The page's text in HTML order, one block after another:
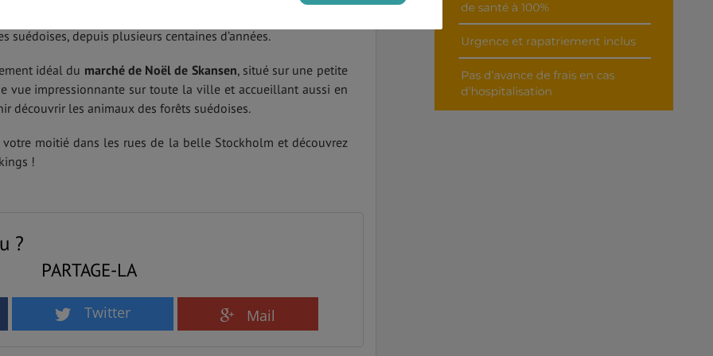
suédoises, depuis plusieurs centaines d’années.
idéal du marché de Noël de Skansen, situé sur une petite
vue impressionnante sur toute la ville et accueillant aussi en
découvrir les animaux des forêts suédoises.
votre moitié dans les rues de la belle Stockholm et découvrez
!
?
PARTAGE-LA
Twitter Mail